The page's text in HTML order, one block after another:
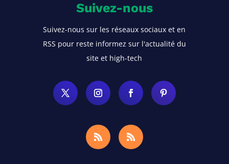
Suivez-nous
Suivez-nous sur les réseaux sociaux et en
RSS pour reste informez sur l'actualité du
site et high-tech